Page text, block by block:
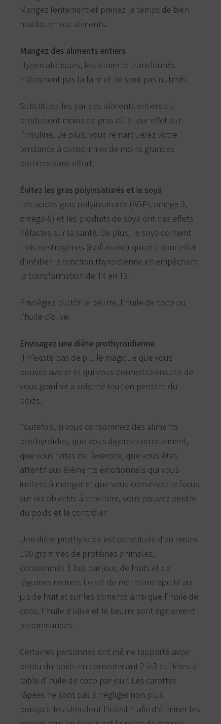
Mangez lentement et prenez le temps de bien
mastiquer vos aliments.
Mangez des aliments entiers
Hypercaloriques, les aliments transformés
n’éliminent pas la faim et ne sont pas nutritifs.
Substituez-les par des aliments entiers qui
produisent moins de gras dû à leur effet sur
l’insuline. De plus, vous remarquerez votre
tendance à consommer de moins grandes
portions sans effort.
Évitez les gras polyinsaturés et le soya
Les acides gras polyinsaturés (AGPI, omega-3,
omega-6) et les produits de soya ont des effets
néfastes sur la santé. De plus, le soya contient
trois oestrogènes (isoflavone) qui ont pour effet
d’inhiber la fonction thyroïdienne en empêchant
la transformation de T4 en T3.
Privilégiez plutôt le beurre, l’huile de coco ou
l’huile d’olive.
Envisagez une diète prothyroïdienne
Il n’existe pas de pilule magique que vous
pouvez avaler et qui vous permettra ensuite de
vous goinfrer à volonté tout en perdant du
poids.
Toutefois, si vous consommez des aliments
prothyroïdes, que vous digérez correctement,
que vous faites de l’exercice, que vous êtes
attentif aux éléments émotionnels qui vous
incitent à manger et que vous conservez le focus
sur les objectifs à atteindre, vous pouvez perdre
du poids et le contrôler.
Une diète prothyroïde est constituée d’au moins
100 grammes de protéines animales,
consommés 3 fois par jour, de fruits et de
légumes racines. Le sel de mer blanc ajouté au
jus de fruit et sur les aliments ainsi que l’huile de
coco, l’huile d’olive et le beurre sont également
recommandés.
Certaines personnes ont même rapporté avoir
perdu du poids en consommant 2 à 3 cuillères à
table d’huile de coco par jour. Les carottes
râpées ne sont pas à négliger non plus
puisqu’elles stimulent l’intestin afin d’éliminer les